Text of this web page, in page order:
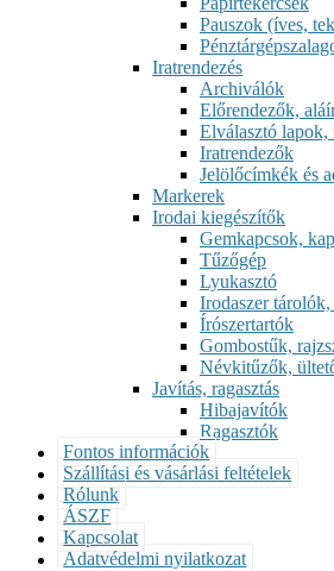
Pauszok (íves,
Iratrendezés
Archiválók
Előrendezők,
Elválasztó lapok,
Iratrendezők
Jelölőcímkék és
Markerek
Irodai kiegészítők
Gemkapcsok,
Tűzőgép
Lyukasztó
Irodaszer
Írószertartók
Gombostűk,
Névkitűzők,
Javítás, ragasztás
Hibajavítók
Ragasztók
Fontos információk
Szállítási és vásárlási feltételek
Rólunk
ÁSZF
Kapcsolat
Adatvédelmi nyilatkozat